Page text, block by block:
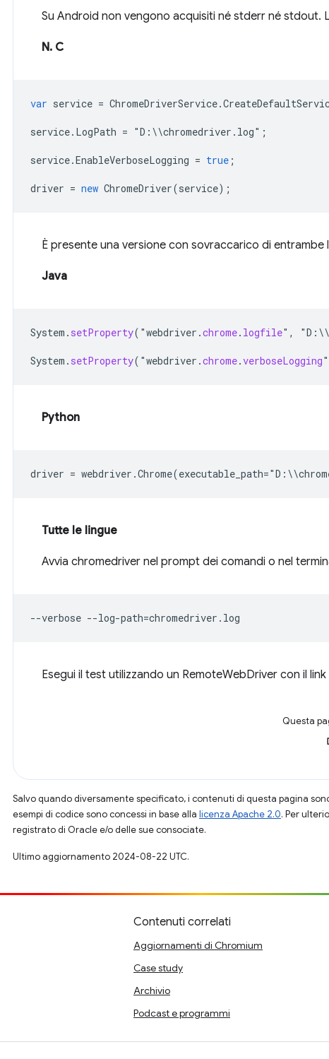
Su Android non vengono acquisiti né stderr né
N. C
var service = ChromeDriverService.
service. LogPath = "D : \\chromedriver . log" ;
service.EnableVerboseLogging = true ;
driver = new ChromeDriver(service);
È presente una versione con sovraccarico di
Java
System . setProperty( "webdriver .chrome. logfile" , "D : \\
System . setProperty( "webdriver .chrome.verboseLogging"
Python
driver = webdriver .Chrome(executable_path="D : \\
Tutte le lingue
Avvia chromedriver nel prompt dei comandi o nel
Esegui il test utilizzando un RemoteWebDriver con il
Questa
Salvo quando diversamente specificato, i contenuti di questa pagina
esempi di codice sono concessi in base alla licenza Apache 2.0. Per
registrato di Oracle e/o delle sue consociate.
Ultimo aggiornamento 2024-08-22 UTC.
Contenuti correlati
Aggiornamenti di Chromium
Case study
Archivio
Podcast e programmi